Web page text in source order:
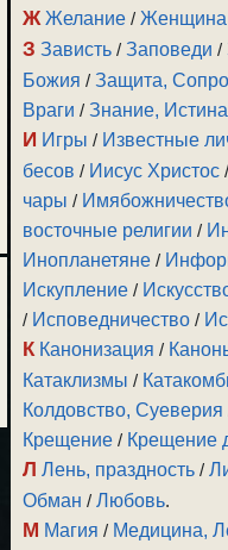
Ж Желание /Женщина
З Зависть /Заповеди /
Божия /Защита,
Враги /Знание, Истина
И Игры / Известные
бесов / Иисус Христос /
чары /
восточные религии /
Инопланетяне /
Искупление /
/ Исповедничество /
К Канонизация /
Катаклизмы /
Колдовство, Суеверия
Крещение / Крещение
Л Лень, праздность /
Обман /Любовь.
М Магия / Медицина,